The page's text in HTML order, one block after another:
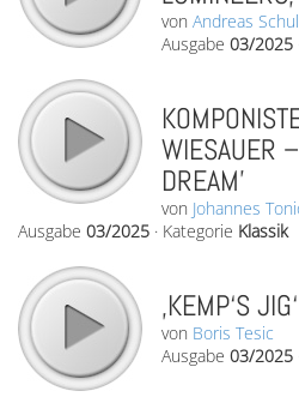
von Andreas
Ausgabe 03/2025
WIESAUER
DREAM’
von Johannes
Ausgabe 03/2025 · Kategorie Klassik
‚KEMP‘S JIG‘
von Boris Tesic
Ausgabe 03/2025